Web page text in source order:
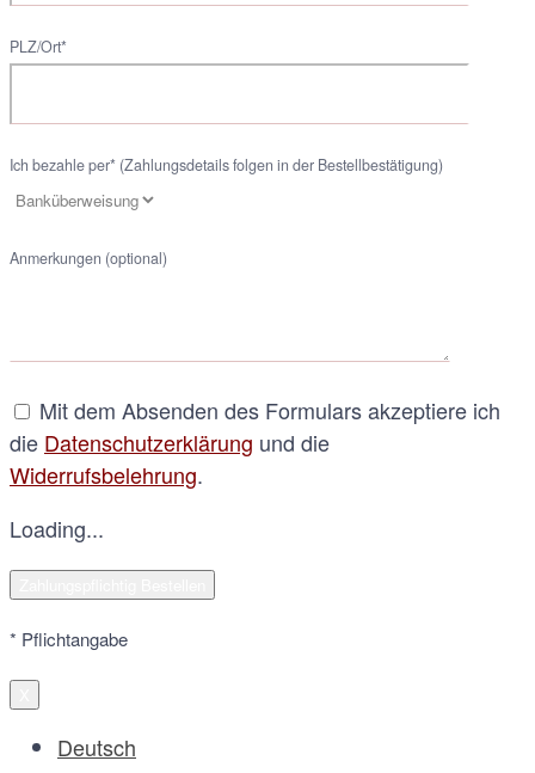
PLZ/Ort*
Ich bezahle per* (Zahlungsdetails folgen in der Bestellbestätigung)
Anmerkungen (optional)
Mit dem Absenden des Formulars akzeptiere ich
die Datenschutzerklärung und die
Widerrufsbelehrung.
Loading...
* Pflichtangabe
Deutsch